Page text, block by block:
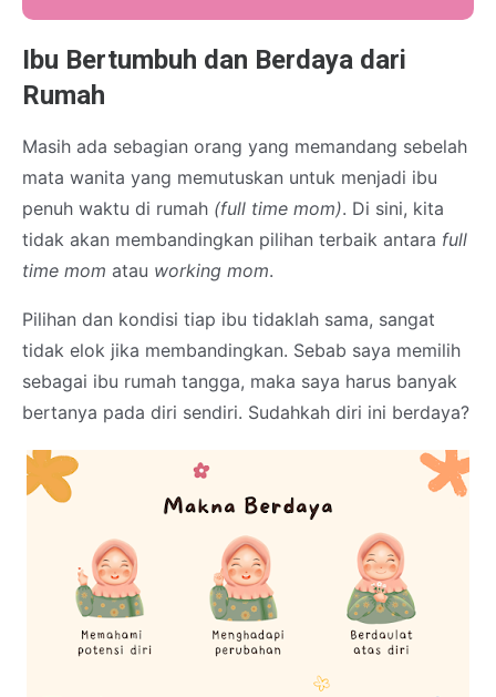
Ibu Bertumbuh dan Berdaya dari
Rumah
Masih ada sebagian orang yang memandang sebelah
mata wanita yang memutuskan untuk menjadi ibu
penuh waktu di rumah (full time mom). Di sini, kita
tidak akan membandingkan pilihan terbaik antara full
time mom atau working mom.
Pilihan dan kondisi tiap ibu tidaklah sama, sangat
tidak elok jika membandingkan. Sebab saya memilih
sebagai ibu rumah tangga, maka saya harus banyak
bertanya pada diri sendiri. Sudahkah diri ini berdaya?